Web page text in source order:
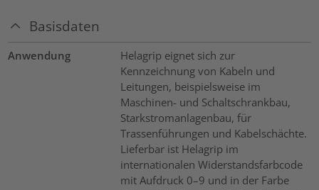
Basisdaten
Anwendung
Helagrip eignet sich zur
Kennzeichnung von Kabeln und
Leitungen, beispielsweise im
Maschinen- und Schaltschrankbau,
Starkstromanlagenbau, für
Trassenführungen und Kabelschächte.
Lieferbar ist Helagrip im
internationalen Widerstandsfarbcode
mit Aufdruck 0–9 und in der Farbe